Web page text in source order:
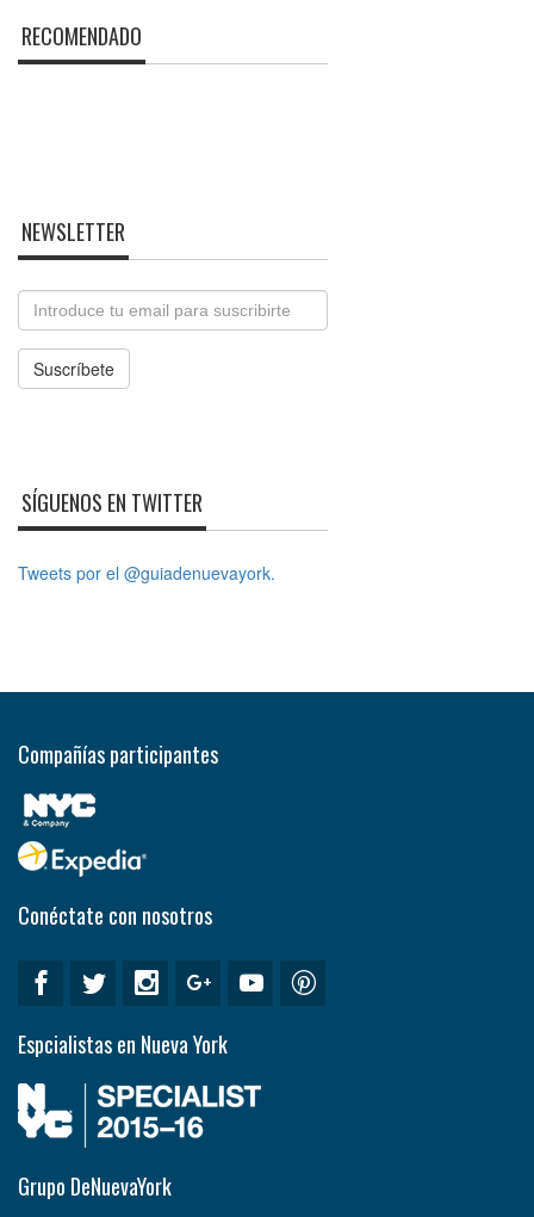
RECOMENDADO
NEWSLETTER
Email
Suscríbete
SÍGUENOS EN TWITTER
Tweets por el @guiadenuevayork.
Compañías participantes
Conéctate con nosotros
Espcialistas en Nueva York
Grupo DeNuevaYork